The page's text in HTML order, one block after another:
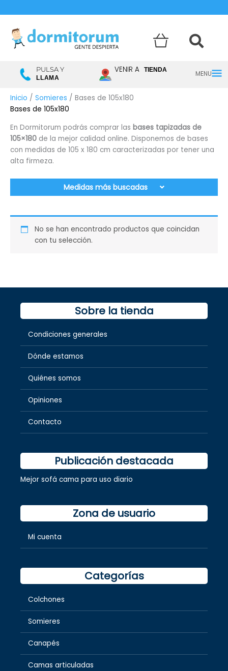
Menú
PULSA Y
LLAMA
VENIR A TIENDA
Inicio / Somieres / Bases de 105x180
Bases de 105x180
En Dormitorum podrás comprar las bases tapizadas de
105×180 de la mejor calidad online. Disponemos de bases
con medidas de 105 x 180 cm caracterizadas por tener una
alta firmeza.
Medidas más buscadas
No se han encontrado productos que coincidan
con tu selección.
Sobre la tienda
Condiciones generales
Dónde estamos
Quiénes somos
Opiniones
Contacto
Publicación destacada
Mejor sofá cama para uso diario
Zona de usuario
Mi cuenta
Categorías
Colchones
Somieres
Canapés
Camas articuladas